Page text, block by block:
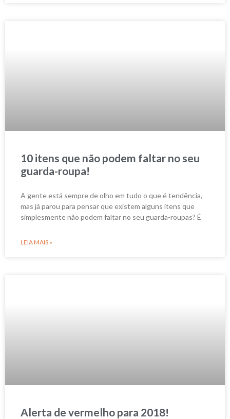
10 itens que não podem faltar no seu
guarda-roupa!
A gente está sempre de olho em tudo o que é tendência,
mas já parou para pensar que existem alguns itens que
simplesmente não podem faltar no seu guarda-roupas? É
LEIA MAIS »
Alerta de vermelho para 2018!